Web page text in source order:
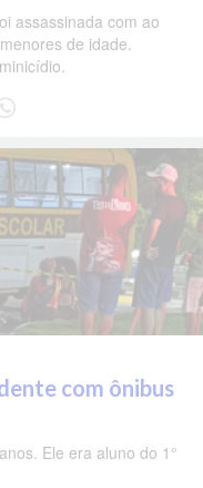
assassinada com ao
de idade.
com ônibus
Ele era aluno do 1°